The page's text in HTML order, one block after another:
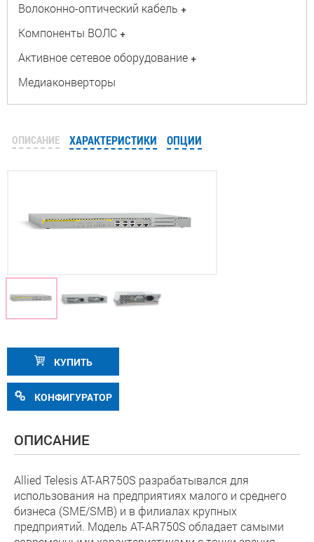
Волоконно-оптический кабель +
Компоненты ВОЛС +
Активное сетевое оборудование +
Медиаконверторы
ОПИСАНИЕ ХАРАКТЕРИСТИКИ ОПЦИИ
КУПИТЬ
КОНФИГУРАТОР
ОПИСАНИЕ
Allied Telesis AT-AR750S разрабатывался для
использования на предприятиях малого и среднего
бизнеса (SME/SMB) и в филиалах крупных
предприятий. Модель AT-AR750S обладает самыми